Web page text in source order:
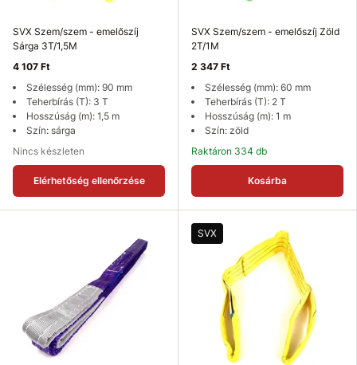
SVX Szem/szem - emelőszíj
Sárga 3T/1,5M
4 107 Ft
Szélesség (mm): 90 mm
Teherbírás (T): 3 T
Hosszúság (m): 1,5 m
Szín: sárga
Nincs készleten
Elérhetőség ellenőrzése
SVX Szem/szem - emelőszíj Zöld
2T/1M
2 347 Ft
Szélesség (mm): 60 mm
Teherbírás (T): 2 T
Hosszúság (m): 1 m
Szín: zöld
Raktáron 334 db
Kosárba
SVX